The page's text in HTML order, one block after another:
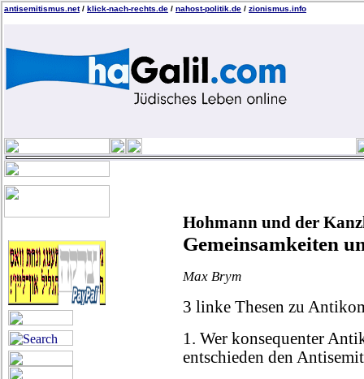
antisemitismus.net/ klick-nach-rechts.de / nahost-politik.de / zionismus.info
Hohmann und der
Gemeinsamkeiten
Max Brym
3 linke Thesen zu
1. Wer konsequenter
entschieden den